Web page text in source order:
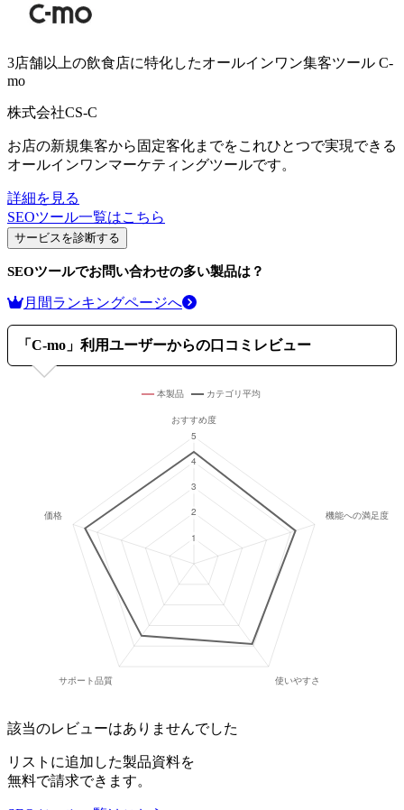
3店舗以上の飲食店に特化したオールインワン集客ツール C-
mo
株式会社CS-C
お店の新規集客から固定客化までをこれひとつで実現できる
オールインワンマーケティングツールです。
詳細を見る
SEOツール一覧はこちら
サービスを診断する
SEOツールでお問い合わせの多い製品は？
月間ランキングページへ
「 C-mo 」利用ユーザーからの口コミレビュー
該当のレビューはありませんでした
リストに追加した製品資料を
無料で請求できます。